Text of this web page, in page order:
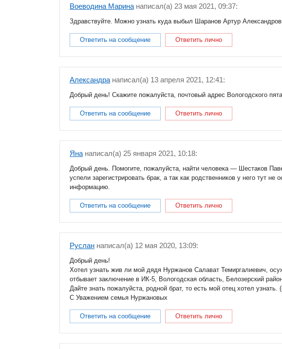
Воеводина Марина написал(a) 23 мая 2021, 09:37:
Здравствуйте. Можно узнать куда выбыл Шаранов Артур
Ответить на сообщение Ответить лично
Александра написал(a) 13 апреля 2021, 12:41:
Добрый день! Скажите пожалуйста, почтовый адрес Вологодского
Ответить на сообщение Ответить лично
Яна написал(a) 25 января 2021, 10:18:
Добрый день. Помогите, пожалуйста, найти человека — Шестаков
успели зарегистрировать брак, а так как родственников у него тут
информацию.
Ответить на сообщение Ответить лично
Руслан написал(a) 12 мая 2020, 13:09:
Добрый день!
Хотел узнать жив ли мой дядя Нуржанов Салават Темиргалиевич,
отбывает заключение в ИК-5, Вологодская область, Белозерский
Дайте знать пожалуйста, родной брат, то есть мой отец хотел узнать.
С Уважением семья Нуржановых
Ответить на сообщение Ответить лично